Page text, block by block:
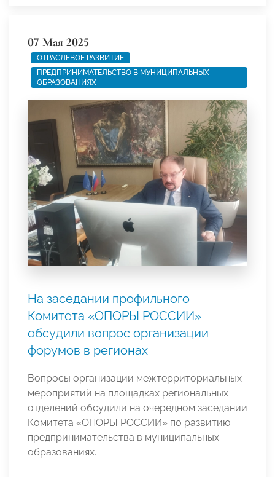
07 Мая 2025
ОТРАСЛЕВОЕ РАЗВИТИЕ
ПРЕДПРИНИМАТЕЛЬСТВО В МУНИЦИПАЛЬНЫХ
ОБРАЗОВАНИЯХ
На заседании профильного
Комитета «ОПОРЫ РОССИИ»
обсудили вопрос организации
форумов в регионах
Вопросы организации межтерриториальных
мероприятий на площадках региональных
отделений обсудили на очередном заседании
Комитета «ОПОРЫ РОССИИ» по развитию
предпринимательства в муниципальных
образованиях.